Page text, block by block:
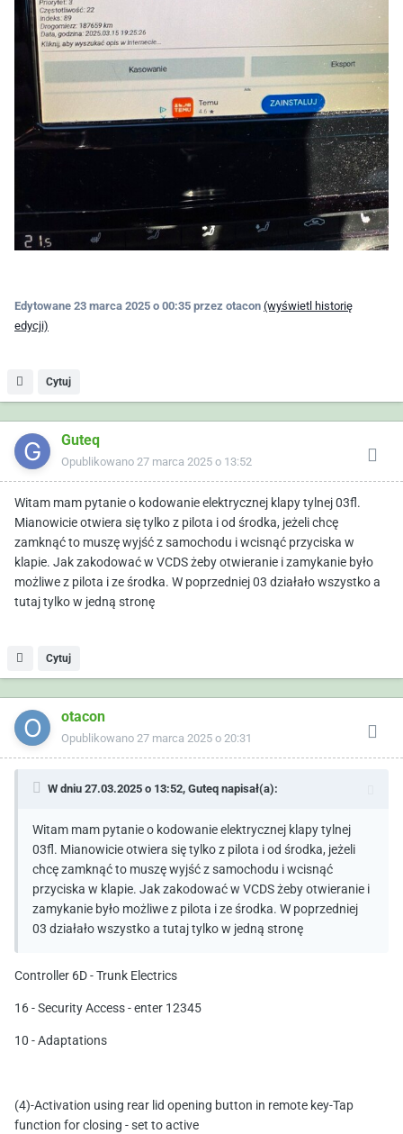
Edytowane 23 marca 2025 o 00:35 przez otacon (wyświetl historię
edycji)
Cytuj
Guteq
Opublikowano 27 marca 2025 o 13:52
Witam mam pytanie o kodowanie elektrycznej klapy tylnej 03fl.
Mianowicie otwiera się tylko z pilota i od środka, jeżeli chcę
zamknąć to muszę wyjść z samochodu i wcisnąć przyciska w
klapie. Jak zakodować w VCDS żeby otwieranie i zamykanie było
możliwe z pilota i ze środka. W poprzedniej 03 działało wszystko a
tutaj tylko w jedną stronę
Cytuj
otacon
Opublikowano 27 marca 2025 o 20:31
W dniu 27.03.2025 o 13:52, Guteq napisał(a):
Witam mam pytanie o kodowanie elektrycznej klapy tylnej
03fl. Mianowicie otwiera się tylko z pilota i od środka, jeżeli
chcę zamknąć to muszę wyjść z samochodu i wcisnąć
przyciska w klapie. Jak zakodować w VCDS żeby otwieranie i
zamykanie było możliwe z pilota i ze środka. W poprzedniej
03 działało wszystko a tutaj tylko w jedną stronę
Controller 6D - Trunk Electrics
16 - Security Access - enter 12345
10 - Adaptations
(4)-Activation using rear lid opening button in remote key-Tap
function for closing - set to active